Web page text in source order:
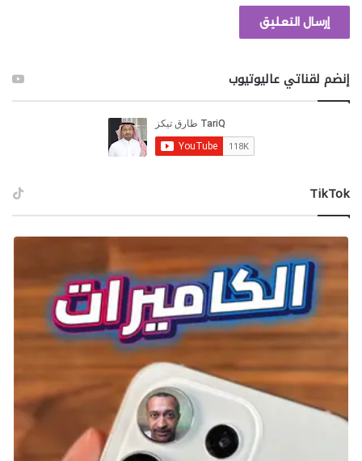
هاميلتون أو ماكس فيرستابن لأول مرة. تضيف هذه الميزة
عمقًا جديدًا حيث يمكن للاعبين استخدام إحصائيات هؤلاء
تحديات ديناميكية مرتبطة بإرثهم.
المفاوضات الحساسة، بينما تعكس خصائص السيارات مزايا
وعيوب كل فريق. يمكن للاعبين تحديد أولويات التطوير عند
خلال الموسم.
NBA 2K16
أسلوب لعب بسيط لكنه ممتع
إنضم لقناتي عاليوتيوب
‫TikTok